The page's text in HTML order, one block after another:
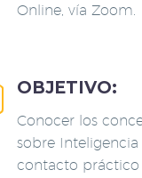
Online, vía Zoom.
OBJETIVO:
Conocer los
sobre
contacto práctico